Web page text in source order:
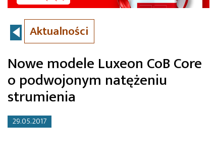
Aktualności
Nowe modele Luxeon CoB Core
o podwojonym natężeniu
strumienia
29.05.2017